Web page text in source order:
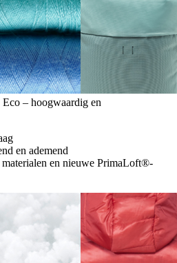
– hoogwaardig en
en ademend
materialen en nieuwe PrimaLoft®-